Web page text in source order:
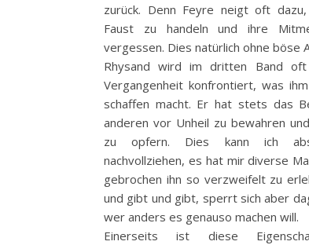
zurück. Denn Feyre neigt oft
Faust zu handeln und ihre
vergessen. Dies natürlich ohne böse
Rhysand wird im dritten Band
Vergangenheit konfrontiert, was
schaffen macht. Er hat stets das
anderen vor Unheil zu bewahren
zu opfern. Dies kann ich
nachvollziehen, es hat mir diverse
gebrochen ihn so verzweifelt zu
und gibt und gibt, sperrt sich aber
wer anders es genauso machen will.
Einerseits ist diese